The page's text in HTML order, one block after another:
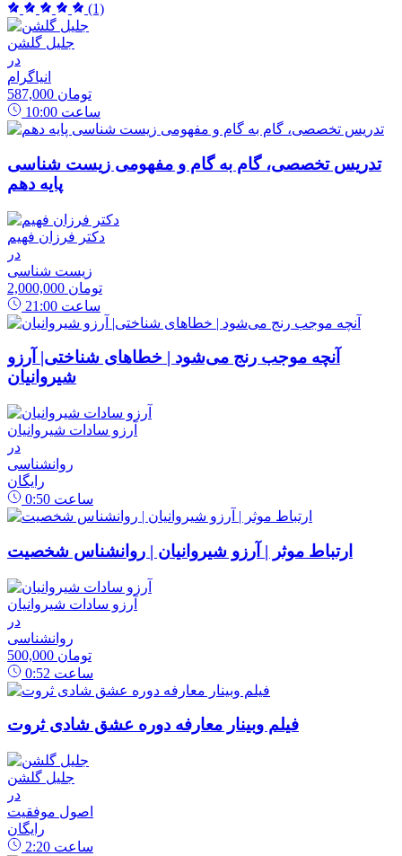
(1)
جلیل گلشن
در
انیاگرام
587,000 تومان
10:00 ساعت
تدریس تخصصی، گام به گام و مفهومی زیست شناسی
پایه دهم
دکتر فرزان فهیم
در
زیست شناسی
2,000,000 تومان
21:00 ساعت
آنچه موجب رنج می‌شود | خطاهای شناختی| آرزو
شیروانیان
آرزو سادات شیروانیان
در
روانشناسی
رایگان
0:50 ساعت
ارتباط موثر | آرزو شیروانیان | روانشناس شخصیت
آرزو سادات شیروانیان
در
روانشناسی
500,000 تومان
0:52 ساعت
فیلم وبینار معارفه دوره عشق شادی ثروت
جلیل گلشن
در
اصول موفقیت
رایگان
2:20 ساعت